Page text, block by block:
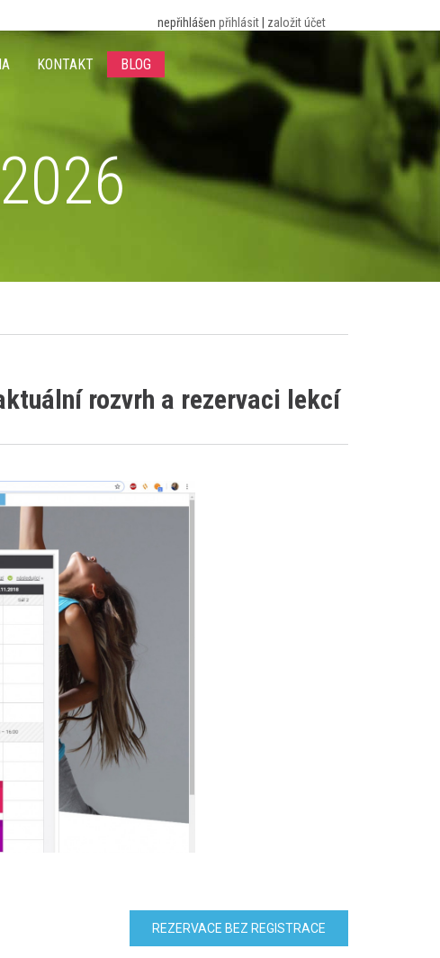
nepřihlášen přihlásit založit účet
KONTAKT BLOG
rozvrh a rezervaci lekcí
REZERVACE BEZ REGISTRACE